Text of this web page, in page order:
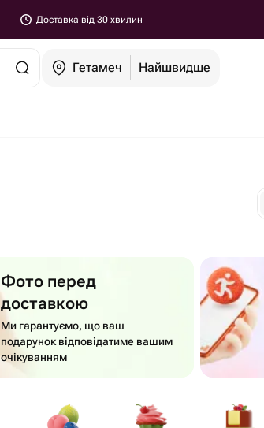
Доставка від 30 хвилин
Гетамеч Найшвидше
Фото перед
доставкою
Ми гарантуємо, що ваш
подарунок відповідатиме вашим
очікуванням